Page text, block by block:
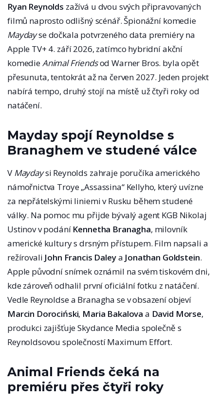
Ryan Reynolds zažívá u dvou svých připravovaných
filmů naprosto odlišný scénář. Špionážní komedie
Maydayse dočkala potvrzeného data premiéry na
Apple TV+ 4. září 2026, zatímco hybridní akční
komedieAnimal Friendsod Warner Bros. byla opět
přesunuta, tentokrát až na červen 2027. Jeden projekt
nabírá tempo, druhý stojí na místě už čtyři roky od
natáčení.
Mayday spojí Reynoldse s
Branaghem ve studené válce
V Maydaysi Reynolds zahraje poručíka amerického
námořnictva Troye „Assassina“ Kellyho, který uvízne
za nepřátelskými liniemi v Rusku během studené
války. Na pomoc mu přijde bývalý agent KGB Nikolaj
Ustinov v podání Kennetha Branagha, milovník
americké kultury s drsným přístupem. Film napsali a
režírovali John Francis Daleya Jonathan Goldstein.
Apple původní snímek oznámil na svém tiskovém dni,
kde zároveň odhalil první oficiální fotku z natáčení.
Vedle Reynoldse a Branagha se v obsazení objeví
Marcin Dorociński, Maria Bakalova a David Morse,
produkci zajišťuje Skydance Media společně s
Reynoldsovou společností Maximum Effort.
Animal Friends čeká na
premiéru přes čtyři roky